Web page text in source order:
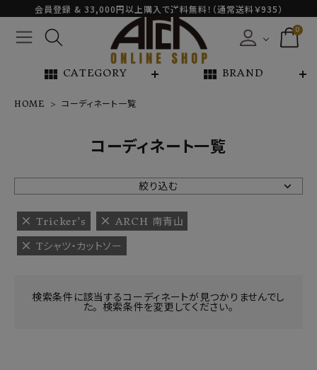
会員登録 & 33,000円以上購入で送料無料！（通常送料￥935）
0
view_module CATEGORY view_module BRAND
NEW ARRIVAL
ARCH EXCLUSIVE
BRAND
CATEGORY
HOME コーディネート一覧
コーディネート一覧
絞り込む
Tricker's
ARCH 南青山
Tシャツ・カットソー
検索条件に該当するコーディネートが見つかりませんでし
た。 検索条件を変更してください。